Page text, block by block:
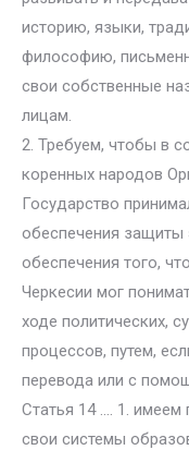
историю, языки,
философию,
свои собственные
лицам.
2. Требуем, чтобы в
коренных народов
Государство
обеспечения защиты
обеспечения того,
Черкесии мог
ходе политических,
процессов, путем,
перевода или с
Статья 14 …. 1. имеем
свои системы